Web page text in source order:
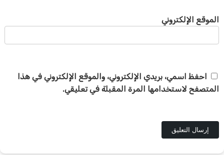
الموقع الإلكتروني
احفظ اسمي، بريدي الإلكتروني، والموقع الإلكتروني في هذا
المتصفح لاستخدامها المرة المقبلة في تعليقي.